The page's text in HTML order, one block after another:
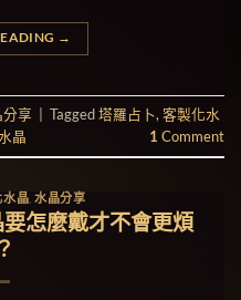
→
享 Tagged塔羅占卜,客製化水
晶 1 Comment
水晶 ,水晶分享
怎麼戴才不會更煩